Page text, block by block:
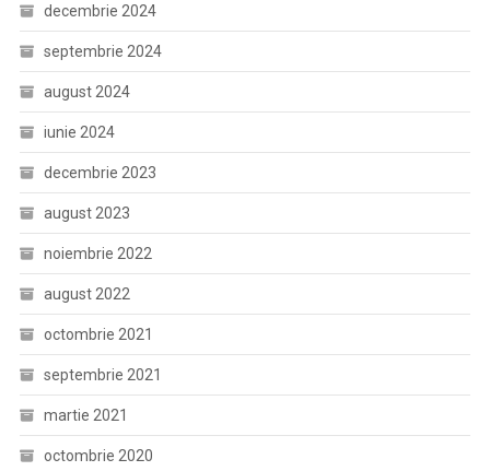
decembrie 2024
septembrie 2024
august 2024
iunie 2024
decembrie 2023
august 2023
noiembrie 2022
august 2022
octombrie 2021
septembrie 2021
martie 2021
octombrie 2020